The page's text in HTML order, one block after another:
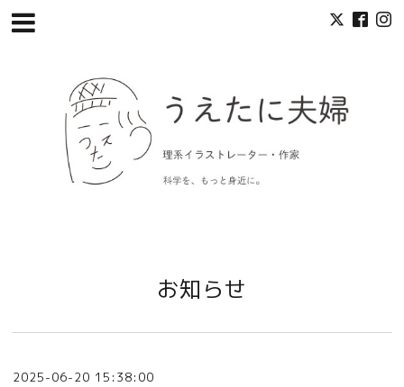
お知らせ
2025-06-20 15:38:00